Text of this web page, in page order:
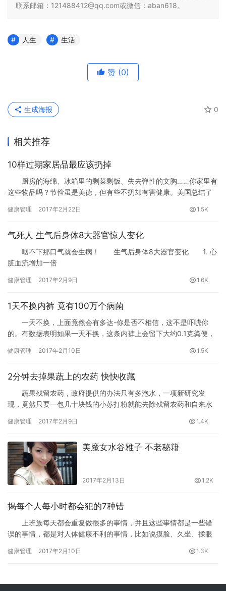
联系邮箱：121488412@qq.com或微信：aban618。
人生 生活
赞 (0)
0
生成海报
相关推荐
10样过期家居品最应该扔掉
厨房的海绵、冰箱里的剩菜剩饭、失去弹性的文胸……你家里有
这些物品吗？节俭虽是美德，但有些不扔却有害健康。美国总结了
健康管理 2017年2月22日 1.5K
气死人 生气后身体8大器官惊人变化
咽不下那口气就会生病！ 生气后身体8大器官变化 1. 心
脏血流增加一倍
健康管理 2017年2月9日 1.6K
1天不换内裤 竟有100万个病菌
一天不换，上面竟然会有多达-你是否不相信，这不是吓唬你
的。有数据表明如果一天不换，这条内裤上会留下大约0.1克粪便，
健康管理 2017年2月10日 1.5K
2分钟去掉果蔬上的农药 快快收藏
蔬果残留农药，政府提供的办法只有多泡水，一项新研究发
现，竟然只要一包几十块钱的小苏打粉就能去除残留农药和自来水
健康管理 2017年2月9日 1.4K
美魔女水谷雅子 不老秘籍
2017年2月13日 1.2K
揭每个人每小时都会犯的7种错
上班族每天都会重复做很多的事情，并且这些事情都是一些错
误的事情，都是对人体健康不利的事情，比如说摸脸、久坐、揉眼
您介绍一下男人每天憋尿的危害的知识，感兴趣的朋友们赶快来看
健康管理 2017年2月10日 1.3K